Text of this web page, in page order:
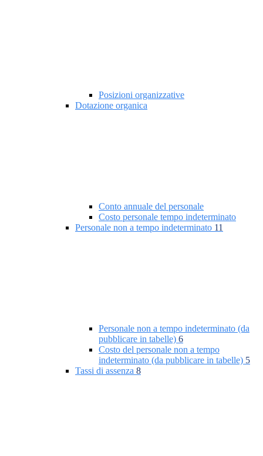
Posizioni organizzative
Dotazione organica
Conto annuale del personale
Costo personale tempo indeterminato
Personale non a tempo indeterminato 11
Personale non a tempo indeterminato (da
pubblicare in tabelle) 6
Costo del personale non a tempo
indeterminato (da pubblicare in tabelle) 5
Tassi di assenza 8